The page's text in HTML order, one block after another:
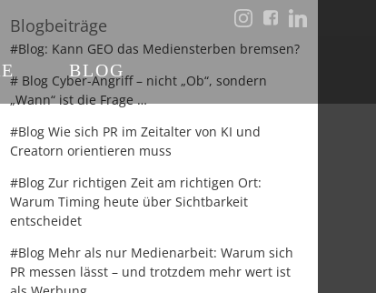
BLOG
Blogbeiträge
#Blog: Kann GEO das Mediensterben bremsen?
# Blog Cyber-Angriff – nicht „Ob“, sondern
„Wann“ ist die Frage …
#Blog Wie sich PR im Zeitalter von KI und
Creatorn orientieren muss
#Blog Zur richtigen Zeit am richtigen Ort:
Warum Timing heute über Sichtbarkeit
entscheidet
#Blog Mehr als nur Medienarbeit: Warum sich
PR messen lässt – und trotzdem mehr wert ist